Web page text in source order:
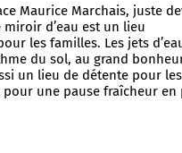
Maurice Marchais, juste
d’eau est un lieu
les familles. Les jets
du sol, au grand
un lieu de détente pour les
une pause fraîcheur en